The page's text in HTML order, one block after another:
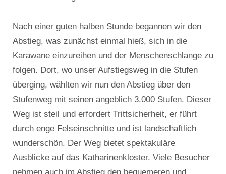
Nach einer guten halben Stunde begannen wir den
Abstieg, was zunächst einmal hieß, sich in die
Karawane einzureihen und der Menschenschlange zu
folgen. Dort, wo unser Aufstiegsweg in die Stufen
überging, wählten wir nun den Abstieg über den
Stufenweg mit seinen angeblich 3.000 Stufen. Dieser
Weg ist steil und erfordert Trittsicherheit, er führt
durch enge Felseinschnitte und ist landschaftlich
wunderschön. Der Weg bietet spektakuläre
Ausblicke auf das Katharinenkloster. Viele Besucher